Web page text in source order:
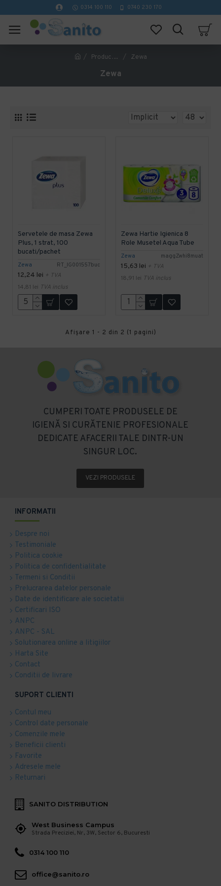
0314 100 110 0740 230 170
Producător Zewa
Zewa
Zewa RT_IG001557buc
Servetele de masa Zewa
Plus, 1 strat, 100
bucati/pachet
12,24 lei + TVA
14,81 lei TVA inclus
Zewa maggZwhi8muat
Zewa Hartie Igienica 8
Role Musetel Aqua Tube
15,63 lei + TVA
18,91 lei TVA inclus
Afişare 1 - 2 din 2 (1 pagini)
CUMPERI TOATE PRODUSELE DE
IGIENĂ SI CURĂTENIE PROFESIONALE
DEDICATE AFACERII TALE DINTR-UN
SINGUR LOC.
VEZI PRODUSELE
INFORMATII
Despre noi
Testimoniale
Politica cookie
Politica de confidentialitate
Termeni si Conditii
Prelucrarea datelor personale
Date de identificare ale societatii
Certificari ISO
ANPC
ANPC - SAL
Solutionarea online a litigiilor
Harta Site
Contact
Conditii de livrare
SUPORT CLIENTI
Contul meu
Control date personale
Comenzile mele
Beneficii clienti
Favorite
Adresele mele
Returnari
SANITO DISTRIBUTION
West Business Campus
Strada Preciziei, Nr, 3W, Sector 6, Bucuresti
0314 100 110
office@sanito.ro